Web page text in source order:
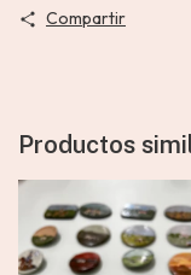
Compartir
Productos